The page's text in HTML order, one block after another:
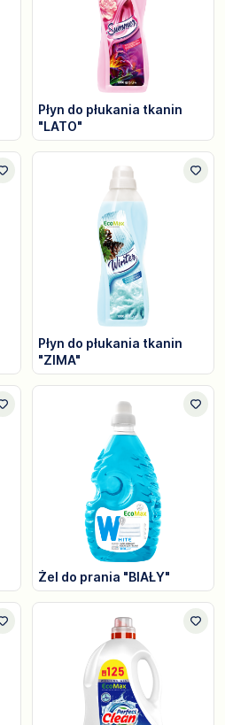
Płyn do płukania tkanin
"LATO"
Płyn do płukania tkanin
"ZIMA"
Żel do prania "BIAŁY"